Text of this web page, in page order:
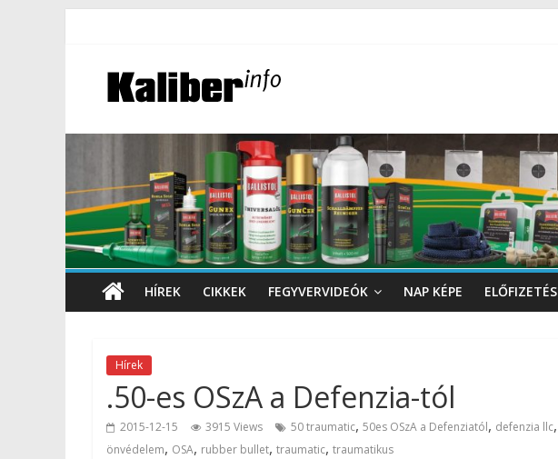
HÍREK CIKKEK FEGYVERVIDEÓK NAP KÉPE ELŐFIZETÉS
Hírek
.50-es OSzA a Defenzia-tól
2015-12-15 3915 Views 50 traumatic, 50es OSzA a Defenziatól, defenzia llc,
önvédelem, OSA, rubber bullet, traumatic, traumatikus